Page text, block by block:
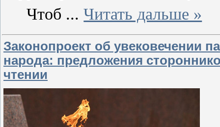
Чтоб ...Читать дальше »
Законопроект об увековечении
народа: предложения
чтении